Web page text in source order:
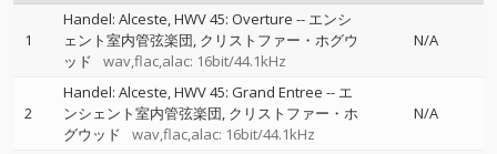
1
Handel: Alceste, HWV 45: Overture -- エンシ
ェント室内管弦楽団 クリストファー・ホグウ
ッド
wav,flac,alac: 16bit/44.1kHz
N/A
2
Handel: Alceste, HWV 45: Grand Entree -- エ
ンシェント室内管弦楽団 クリストファー・ホ
グウッド
wav,flac,alac: 16bit/44.1kHz
N/A